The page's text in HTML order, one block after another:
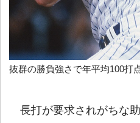
抜群の勝負強さで年平均100打
長打が要求されがちな